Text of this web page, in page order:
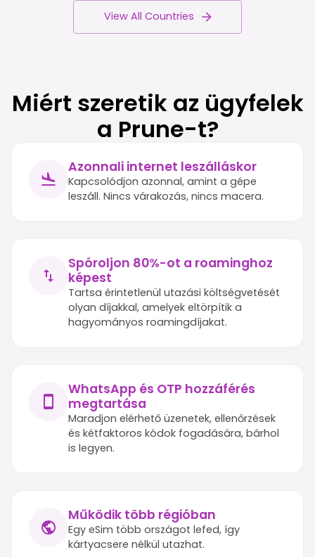
View All Countries
Miért szeretik az ügyfelek
a Prune-t?
Azonnali internet leszálláskor
Kapcsolódjon azonnal, amint a gépe
leszáll. Nincs várakozás, nincs macera.
Spóroljon 80%-ot a roaminghoz
képest
Tartsa érintetlenül utazási költségvetését
olyan díjakkal, amelyek eltörpítik a
hagyományos roamingdíjakat.
WhatsApp és OTP hozzáférés
megtartása
Maradjon elérhető üzenetek, ellenőrzések
és kétfaktoros kódok fogadására, bárhol
is legyen.
Működik több régióban
Egy eSim több országot lefed, így
kártyacsere nélkül utazhat.